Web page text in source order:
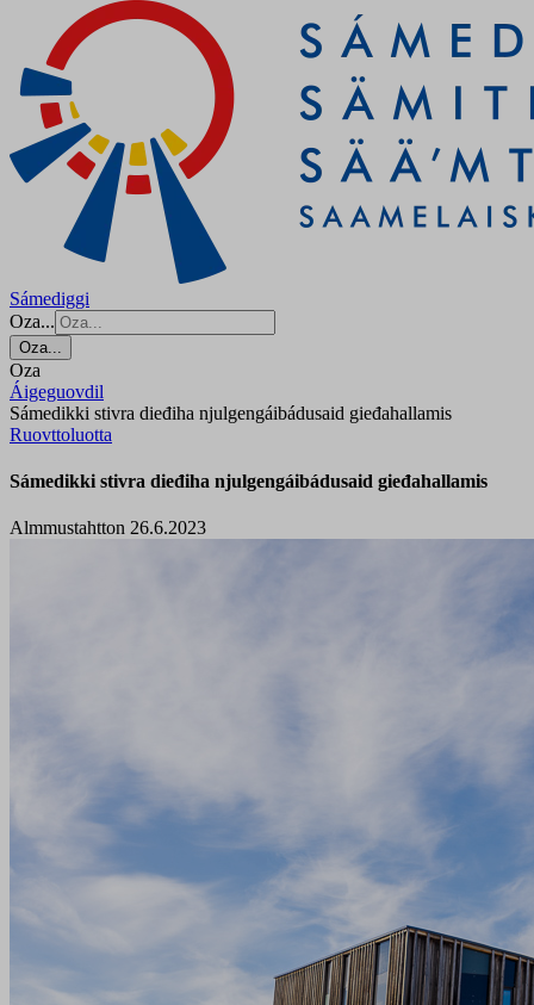
Sámediggi
Oza...
Oza...
Oza
Áigeguovdil
Sámedikki stivra dieđiha njulgengáibádusaid gieđahallamis
Ruovttoluotta
Sámedikki stivra dieđiha njulgengáibádusaid gieđahallamis
Almmustahtton 26.6.2023